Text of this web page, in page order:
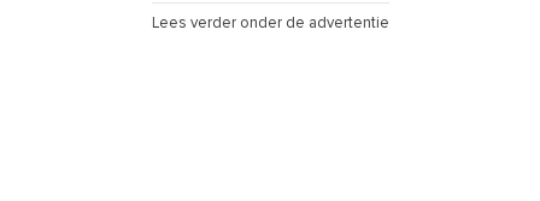
Lees verder onder de advertentie